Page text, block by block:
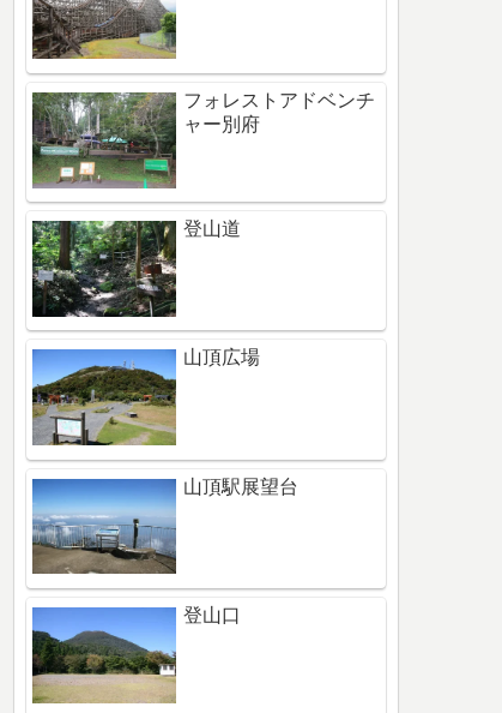
フォレストアドベンチ
ャー別府
登山道
山頂広場
山頂駅展望台
登山口